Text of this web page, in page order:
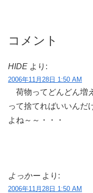
コメント
HIDE より:
2006年11月28日 1:50 AM
荷物ってどんどん増
って捨てればいいんだ
よね～～・・・
よっかー より:
2006年11月28日 1:50 AM